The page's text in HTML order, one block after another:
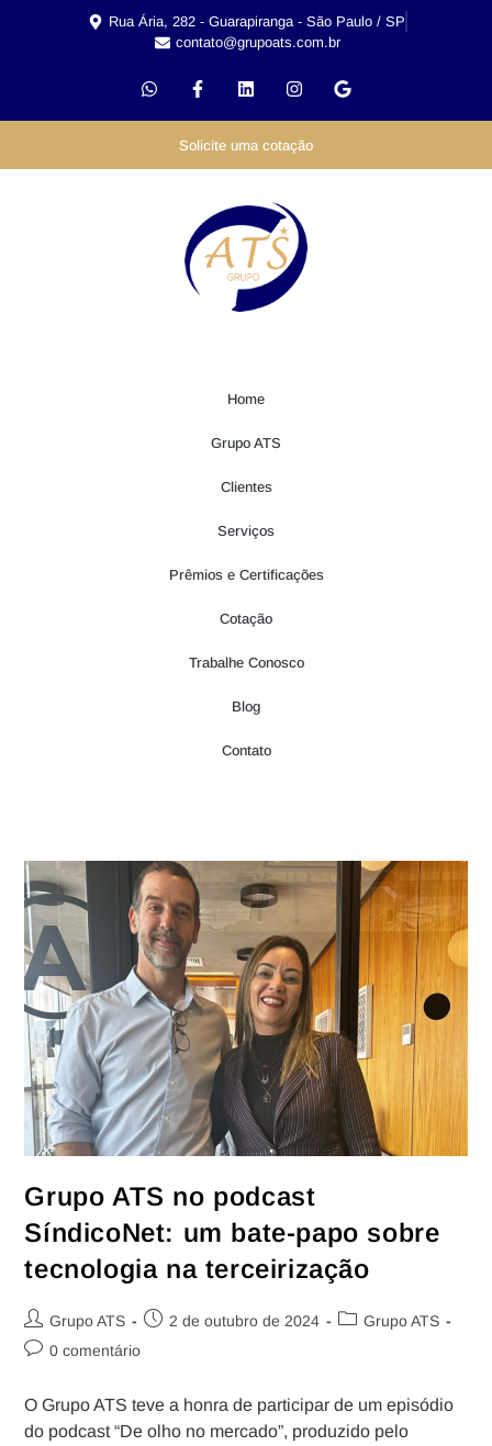
Rua Ária, 282 - Guarapiranga - São Paulo / SP
contato@grupoats.com.br
Solicite uma cotação
Home
Grupo ATS
Clientes
Serviços
Prêmios e Certificações
Cotação
Trabalhe Conosco
Blog
Contato
Grupo ATS no podcast
SíndicoNet: um bate-papo sobre
tecnologia na terceirização
Grupo ATS 2 de outubro de 2024
Grupo ATS
0 comentário
O Grupo ATS teve a honra de participar de um episódio
do podcast “De olho no mercado”, produzido pelo